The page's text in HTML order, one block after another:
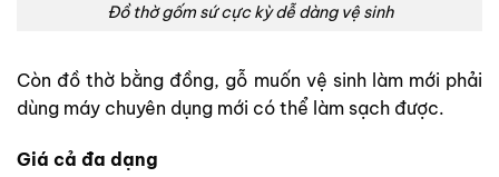
Đồ thờ gốm sứ cực kỳ dễ dàng vệ sinh
Còn đồ thờ bằng đồng, gỗ muốn vệ sinh làm mới phải
dùng máy chuyên dụng mới có thể làm sạch được.
Giá cả đa dạng